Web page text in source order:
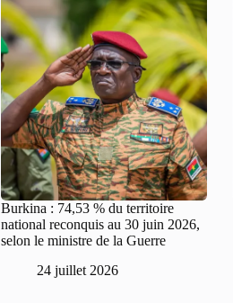
Burkina : 74,53 % du territoire
national reconquis au 30 juin 2026,
selon le ministre de la Guerre
24 juillet 2026